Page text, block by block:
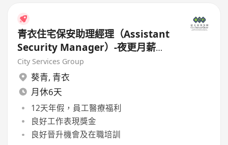
青衣住宅保安助理經理（Assistant
Security Manager）-夜更月薪
$29800 福利好!
City Services Group
葵青, 青衣
月休6天
12天年假，員工醫療福利
良好工作表現獎金
良好晉升機會及在職培訓